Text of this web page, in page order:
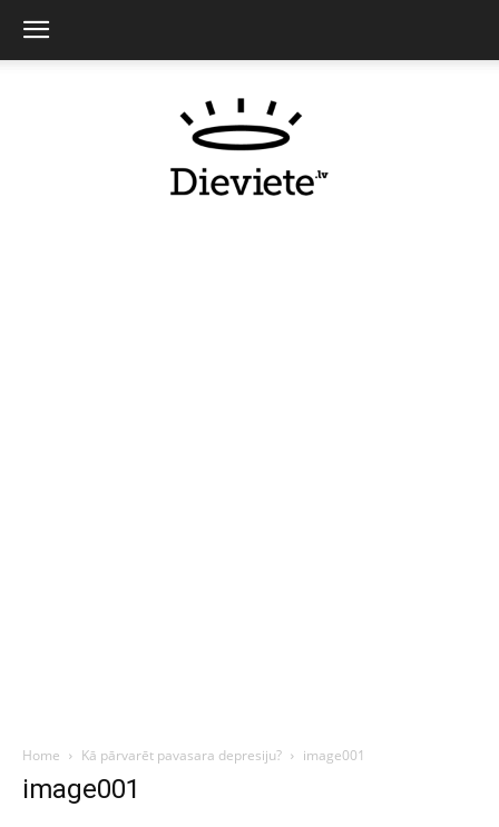
Home Kā pārvarēt pavasara depresiju? image001
image001